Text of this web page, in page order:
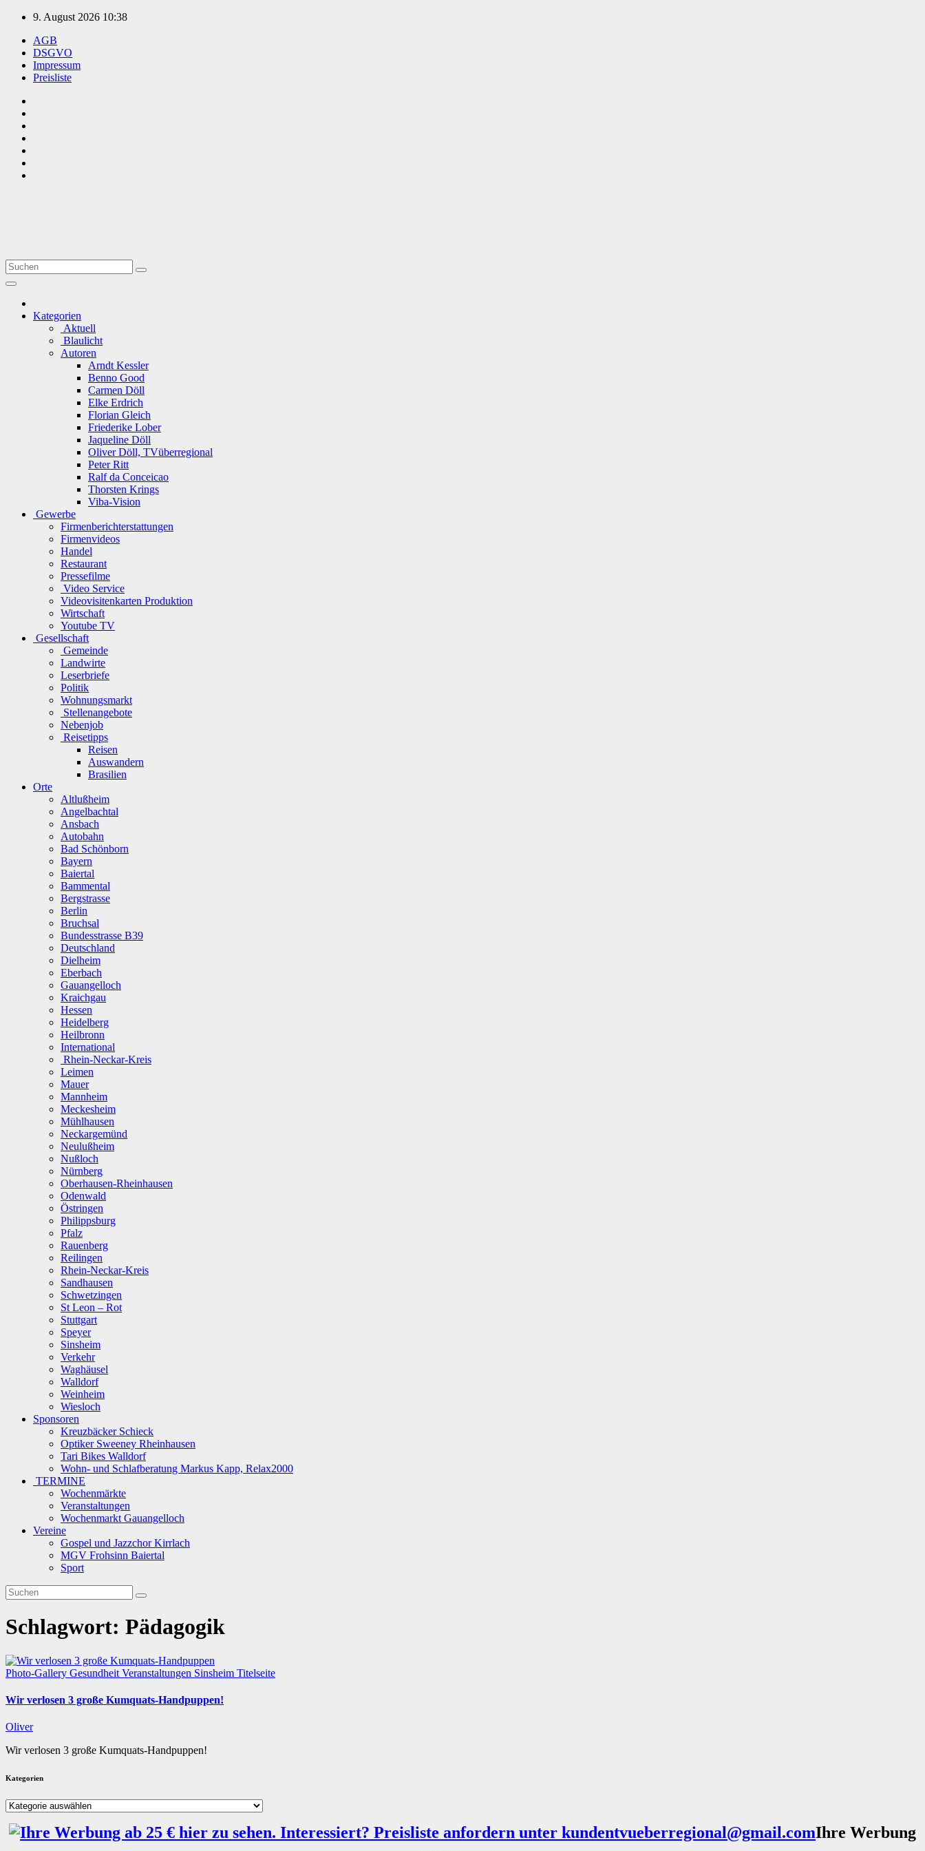
Zum
springen
9. August 2026 10:38
AGB
DSGVO
Impressum
Preisliste
Kategorien
Aktuell
Blaulicht
Autoren
Arndt Kessler
Benno Good
Carmen Döll
Elke Erdrich
Florian Gleich
Friederike Lober
Jaqueline Döll
Oliver Döll, TVüberregional
Peter Ritt
Ralf da Conceicao
Thorsten Krings
Viba-Vision
Gewerbe
Firmenberichterstattungen
Firmenvideos
Handel
Restaurant
Pressefilme
Video Service
Videovisitenkarten Produktion
Wirtschaft
Youtube TV
Gesellschaft
Gemeinde
Landwirte
Leserbriefe
Politik
Wohnungsmarkt
Stellenangebote
Nebenjob
Reisetipps
Reisen
Auswandern
Brasilien
Orte
Altlußheim
Angelbachtal
Ansbach
Autobahn
Bad Schönborn
Bayern
Baiertal
Bammental
Bergstrasse
Berlin
Bruchsal
Bundesstrasse B39
Deutschland
Dielheim
Eberbach
Gauangelloch
Kraichgau
Hessen
Heidelberg
Heilbronn
International
Rhein-Neckar-Kreis
Leimen
Mauer
Mannheim
Meckesheim
Mühlhausen
Neckargemünd
Neulußheim
Nußloch
Nürnberg
Oberhausen-Rheinhausen
Odenwald
Östringen
Philippsburg
Pfalz
Rauenberg
Reilingen
Rhein-Neckar-Kreis
Sandhausen
Schwetzingen
St Leon – Rot
Stuttgart
Speyer
Sinsheim
Verkehr
Waghäusel
Walldorf
Weinheim
Wiesloch
Sponsoren
Kreuzbäcker Schieck
Optiker Sweeney Rheinhausen
Tari Bikes Walldorf
Wohn- und Schlafberatung Markus Kapp, Relax2000
TERMINE
Wochenmärkte
Veranstaltungen
Wochenmarkt Gauangelloch
Vereine
Gospel und Jazzchor Kirrlach
MGV Frohsinn Baiertal
Sport
Schlagwort: Pädagogik
Photo-Gallery Gesundheit Veranstaltungen Sinsheim Titelseite
Wir verlosen 3 große Kumquats-Handpuppen!
Oliver
Wir verlosen 3 große Kumquats-Handpuppen!
Kategorien
Kategorien
Ihre Werbung